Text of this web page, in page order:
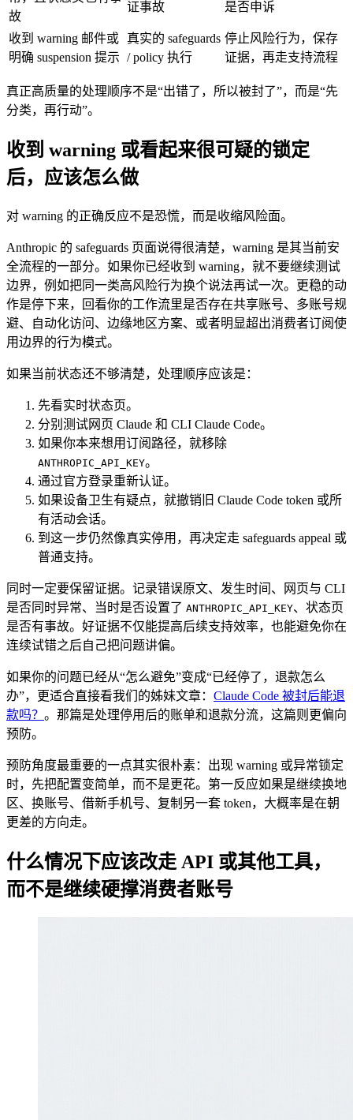
故
证事故
是否申诉
收到 warning 邮件或
明确 suspension 提示
真实的 safeguards
/ policy 执行
停止风险行为，保存
证据，再走支持流程
真正高质量的处理顺序不是“出错了，所以被封了”，而是“先
分类，再行动”。
收到 warning 或看起来很可疑的锁定
后，应该怎么做
对 warning 的正确反应不是恐慌，而是收缩风险面。
Anthropic 的 safeguards 页面说得很清楚，warning 是其当前安
全流程的一部分。如果你已经收到 warning，就不要继续测试
边界，例如把同一类高风险行为换个说法再试一次。更稳的动
作是停下来，回看你的工作流里是否存在共享账号、多账号规
避、自动化访问、边缘地区方案、或者明显超出消费者订阅使
用边界的行为模式。
如果当前状态还不够清楚，处理顺序应该是：
先看实时状态页。
分别测试网页 Claude 和 CLI Claude Code。
如果你本来想用订阅路径，就移除
ANTHROPIC_API_KEY。
通过官方登录重新认证。
如果设备卫生有疑点，就撤销旧 Claude Code token 或所
有活动会话。
到这一步仍然像真实停用，再决定走 safeguards appeal 或
普通支持。
同时一定要保留证据。记录错误原文、发生时间、网页与 CLI
是否同时异常、当时是否设置了 ANTHROPIC_API_KEY、状态页
是否有事故。好证据不仅能提高后续支持效率，也能避免你在
连续试错之后自己把问题讲偏。
如果你的问题已经从“怎么避免”变成“已经停了，退款怎么
办”，更适合直接看我们的姊妹文章： Claude Code 被封后能退
款吗？ 。那篇是处理停用后的账单和退款分流，这篇则更偏向
预防。
预防角度最重要的一点其实很朴素：出现 warning 或异常锁定
时，先把配置变简单，而不是更花。第一反应如果是继续换地
区、换账号、借新手机号、复制另一套 token，大概率是在朝
更差的方向走。
什么情况下应该改走 API 或其他工具，
而不是继续硬撑消费者账号